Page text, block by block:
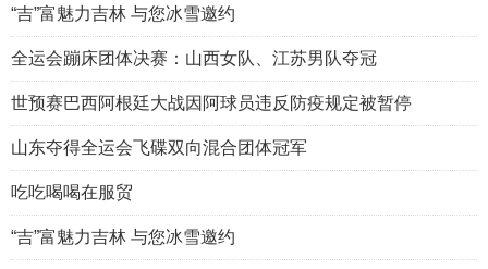
“吉”富魅力吉林 与您冰雪邀约
全运会蹦床团体决赛：山西女队、江苏男队夺冠
世预赛巴西阿根廷大战因阿球员违反防疫规定被暂停
山东夺得全运会飞碟双向混合团体冠军
吃吃喝喝在服贸
“吉”富魅力吉林 与您冰雪邀约